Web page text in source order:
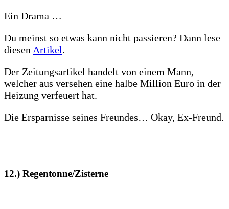
Ein Drama …
Du meinst so etwas kann nicht passieren? Dann lese
diesen Artikel.
Der Zeitungsartikel handelt von einem Mann,
welcher aus versehen eine halbe Million Euro in der
Heizung verfeuert hat.
Die Ersparnisse seines Freundes… Okay, Ex-Freund.
12.) Regentonne/Zisterne